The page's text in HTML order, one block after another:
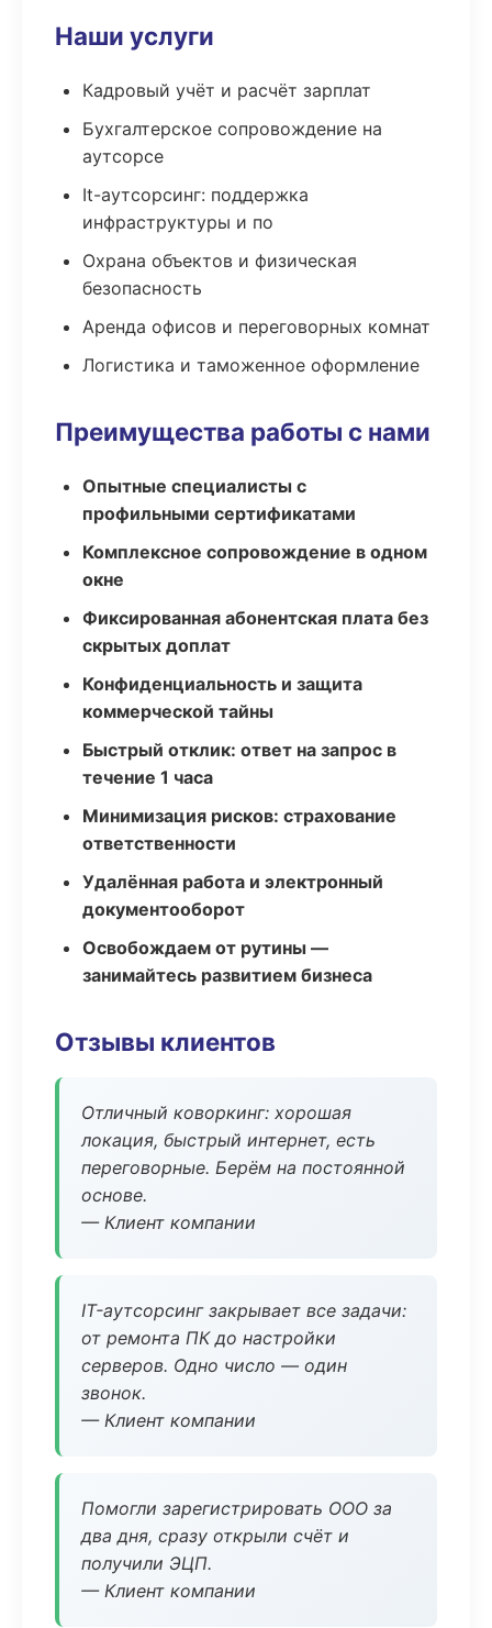
Наши услуги
Кадровый учёт и расчёт зарплат
Бухгалтерское сопровождение на
аутсорсе
It-аутсорсинг: поддержка
инфраструктуры и по
Охрана объектов и физическая
безопасность
Аренда офисов и переговорных комнат
Логистика и таможенное оформление
Преимущества работы с нами
Опытные специалисты с
профильными сертификатами
Комплексное сопровождение в одном
окне
Фиксированная абонентская плата без
скрытых доплат
Конфиденциальность и защита
коммерческой тайны
Быстрый отклик: ответ на запрос в
течение 1 часа
Минимизация рисков: страхование
ответственности
Удалённая работа и электронный
документооборот
Освобождаем от рутины —
занимайтесь развитием бизнеса
Отзывы клиентов
Отличный коворкинг: хорошая
локация, быстрый интернет, есть
переговорные. Берём на постоянной
основе.
— Клиент компании
IT-аутсорсинг закрывает все задачи:
от ремонта ПК до настройки
серверов. Одно число — один
звонок.
— Клиент компании
Помогли зарегистрировать ООО за
два дня, сразу открыли счёт и
получили ЭЦП.
— Клиент компании